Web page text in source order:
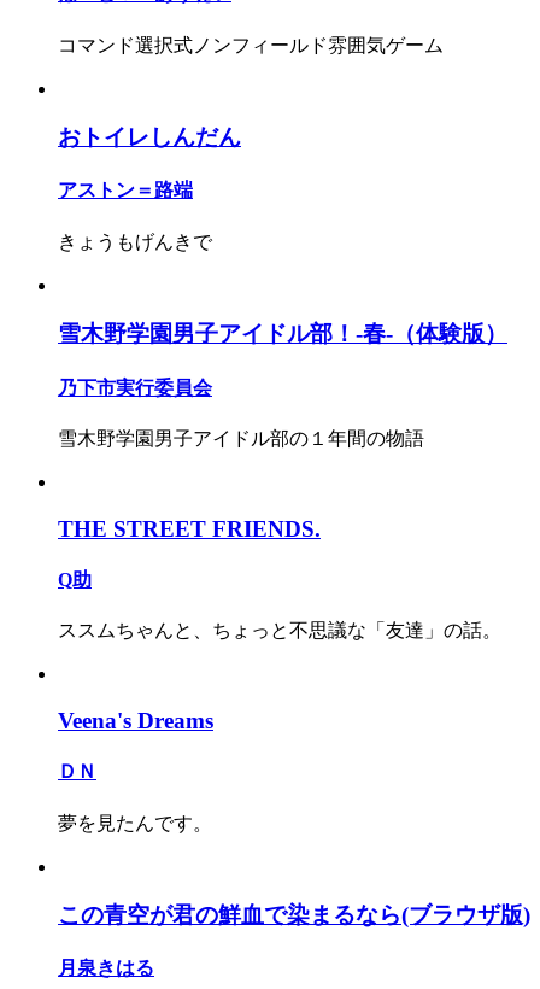
コマンド選択式ノンフィールド雰囲気ゲーム
おトイレしんだん
アストン＝路端
きょうもげんきで
雪木野学園男子アイドル部！-春-（体験版）
乃下市実行委員会
雪木野学園男子アイドル部の１年間の物語
THE STREET FRIENDS.
Q助
ススムちゃんと、ちょっと不思議な「友達」の話。
Veena's Dreams
ＤＮ
夢を見たんです。
この青空が君の鮮血で染まるなら(ブラウザ版)
月泉きはる